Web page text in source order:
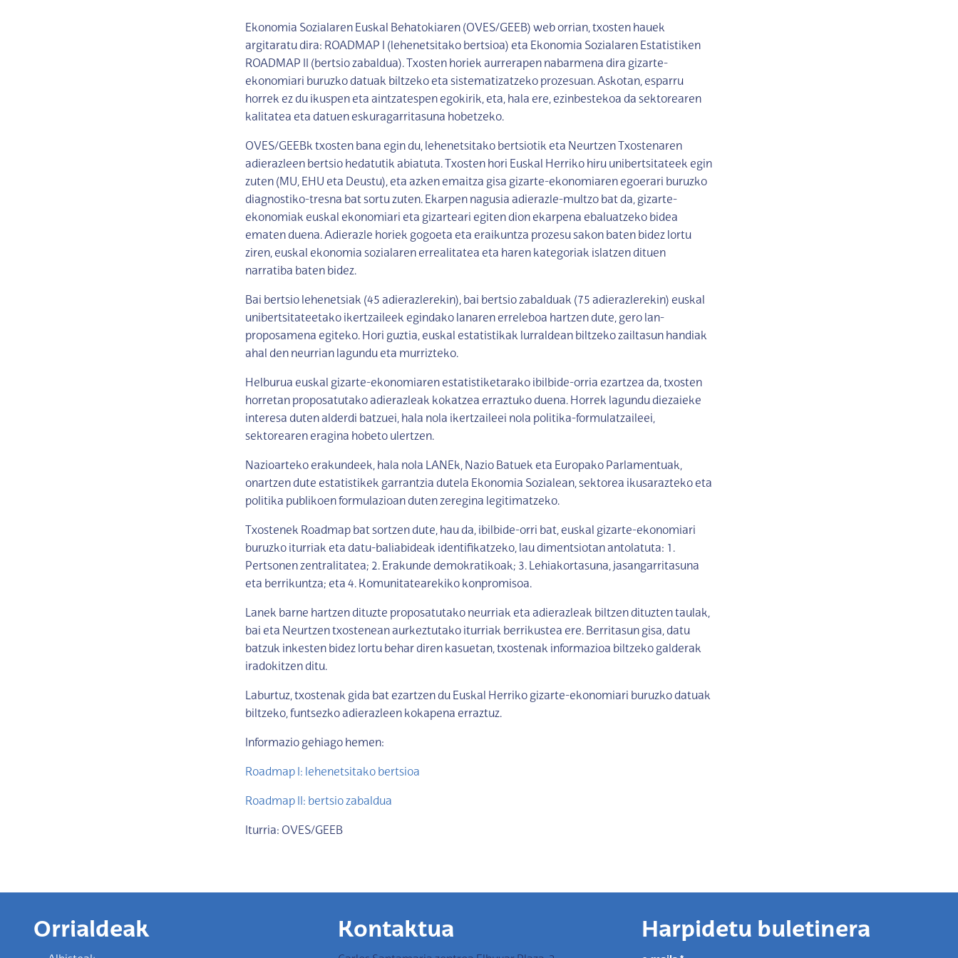
Ekonomia Sozialaren Euskal Behatokiaren (OVES/GEEB) web orrian, txosten hauek
argitaratu dira: ROADMAP I (lehenetsitako bertsioa) eta Ekonomia Sozialaren Estatistiken
ROADMAP II (bertsio zabaldua). Txosten horiek aurrerapen nabarmena dira gizarte-
ekonomiari buruzko datuak biltzeko eta sistematizatzeko prozesuan. Askotan, esparru
horrek ez du ikuspen eta aintzatespen egokirik, eta, hala ere, ezinbestekoa da sektorearen
kalitatea eta datuen eskuragarritasuna hobetzeko.
OVES/GEEBk txosten bana egin du, lehenetsitako bertsiotik eta Neurtzen Txostenaren
adierazleen bertsio hedatutik abiatuta. Txosten hori Euskal Herriko hiru unibertsitateek egin
zuten (MU, EHU eta Deustu), eta azken emaitza gisa gizarte-ekonomiaren egoerari buruzko
diagnostiko-tresna bat sortu zuten. Ekarpen nagusia adierazle-multzo bat da, gizarte-
ekonomiak euskal ekonomiari eta gizarteari egiten dion ekarpena ebaluatzeko bidea
ematen duena. Adierazle horiek gogoeta eta eraikuntza prozesu sakon baten bidez lortu
ziren, euskal ekonomia sozialaren errealitatea eta haren kategoriak islatzen dituen
narratiba baten bidez.
Bai bertsio lehenetsiak (45 adierazlerekin), bai bertsio zabalduak (75 adierazlerekin) euskal
unibertsitateetako ikertzaileek egindako lanaren erreleboa hartzen dute, gero lan-
proposamena egiteko. Hori guztia, euskal estatistikak lurraldean biltzeko zailtasun handiak
ahal den neurrian lagundu eta murrizteko.
Helburua euskal gizarte-ekonomiaren estatistiketarako ibilbide-orria ezartzea da, txosten
horretan proposatutako adierazleak kokatzea erraztuko duena. Horrek lagundu diezaieke
interesa duten alderdi batzuei, hala nola ikertzaileei nola politika-formulatzaileei,
sektorearen eragina hobeto ulertzen.
Nazioarteko erakundeek, hala nola LANEk, Nazio Batuek eta Europako Parlamentuak,
onartzen dute estatistikek garrantzia dutela Ekonomia Sozialean, sektorea ikusarazteko eta
politika publikoen formulazioan duten zeregina legitimatzeko.
Txostenek Roadmap bat sortzen dute, hau da, ibilbide-orri bat, euskal gizarte-ekonomiari
buruzko iturriak eta datu-baliabideak identifikatzeko, lau dimentsiotan antolatuta: 1.
Pertsonen zentralitatea; 2. Erakunde demokratikoak; 3. Lehiakortasuna, jasangarritasuna
eta berrikuntza; eta 4. Komunitatearekiko konpromisoa.
Lanek barne hartzen dituzte proposatutako neurriak eta adierazleak biltzen dituzten taulak,
bai eta Neurtzen txostenean aurkeztutako iturriak berrikustea ere. Berritasun gisa, datu
batzuk inkesten bidez lortu behar diren kasuetan, txostenak informazioa biltzeko galderak
iradokitzen ditu.
Laburtuz, txostenak gida bat ezartzen du Euskal Herriko gizarte-ekonomiari buruzko datuak
biltzeko, funtsezko adierazleen kokapena erraztuz.
Informazio gehiago hemen:
Roadmap I: lehenetsitako bertsioa
Roadmap II: bertsio zabaldua
Iturria: OVES/GEEB
Orrialdeak Kontaktua Harpidetu buletinera